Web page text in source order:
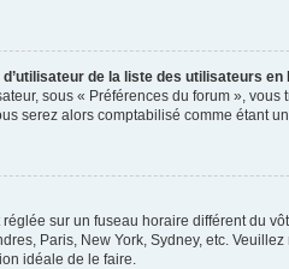
de la liste des utilisateurs en
sous « Préférences du forum »,
serez alors comptabilisé comme étant
sur un fuseau horaire différent du
Paris, New York, Sydney, etc.
idéale de le faire.